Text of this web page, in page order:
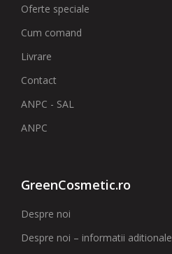
Oferte speciale
Cum comand
Livrare
Contact
ANPC - SAL
ANPC
GreenCosmetic.ro
Despre noi
Despre noi – informatii aditionale